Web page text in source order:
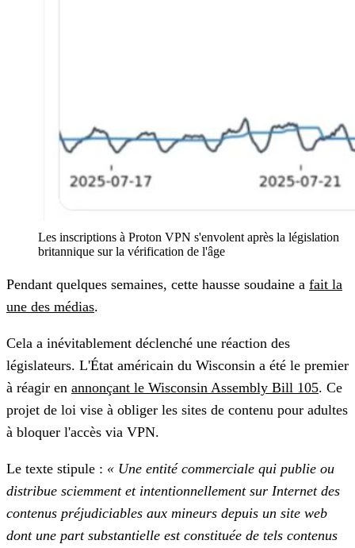
Les inscriptions à Proton VPN s'envolent après la législation
britannique sur la vérification de l'âge
Pendant quelques semaines, cette hausse soudaine a fait la
une des médias.
Cela a inévitablement déclenché une réaction des
législateurs. L'État américain du Wisconsin a été le premier
à réagir en annonçant le Wisconsin Assembly Bill 105. Ce
projet de loi vise à obliger les sites de contenu pour adultes
à bloquer l'accès via VPN.
Le texte stipule : « Une entité commerciale qui publie ou
distribue sciemment et intentionnellement sur Internet des
contenus préjudiciables aux mineurs depuis un site web
dont une part substantielle est constituée de tels contenus